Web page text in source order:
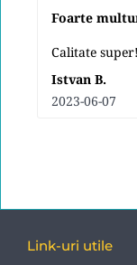
Foarte
Calitate super!
Istvan B.
2023-06-07
Link-uri utile